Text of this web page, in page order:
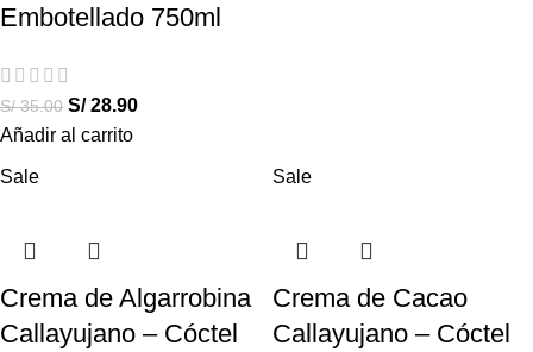
Embotellado 750ml
S/35.00 S/28.90
Añadir al carrito
Sale
Crema de Algarrobina
Callayujano – Cóctel
Sale
Crema de Cacao
Callayujano – Cóctel